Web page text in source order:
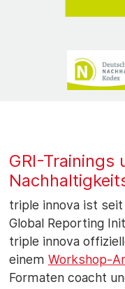
GRI-Trainings
triple innova ist
Global Reporting
triple innova
einem Workshop-
Formaten coacht